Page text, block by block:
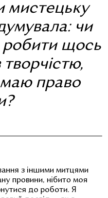
мистецьку
чи
робити щось
творчістю,
маю право
з іншими митцями
провини, нібито моя
до роботи. Я